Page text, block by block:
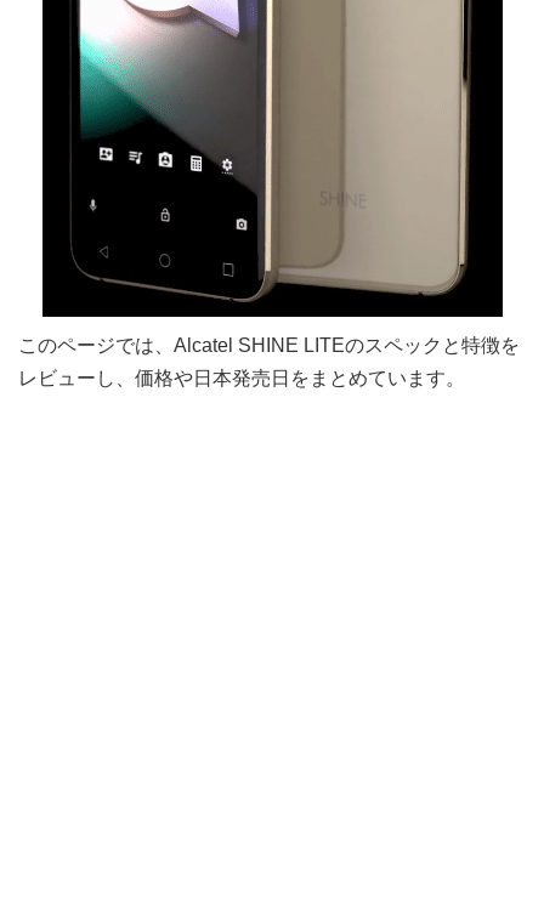
このページでは、Alcatel SHINE LITEのスペックと特徴を
レビューし、価格や日本発売日をまとめています。